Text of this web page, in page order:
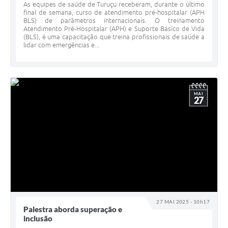
As equipes de saúde de Turuçu receberam, durante o último
final de semana, curso de atendimento pré-hospitalar (APH
BLS) de parâmetros internacionais. O treinamento
Atendimento Pré-Hospitalar (APH) e Suporte Básico de Vida
(BLS), é uma capacitação que treina profissionais de saúde a
lidar com emergências e...
27 MAI 2025 - 10h17
MAI
27
Palestra aborda superação e
inclusão